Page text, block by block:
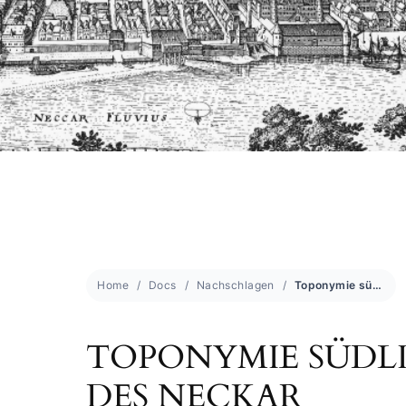
Home Docs Nachschlagen Toponymie südlich des Neckar
TOPONYMIE
DES NECKAR